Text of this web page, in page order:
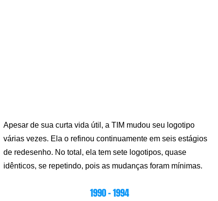
Apesar de sua curta vida útil, a TIM mudou seu logotipo
várias vezes. Ela o refinou continuamente em seis estágios
de redesenho. No total, ela tem sete logotipos, quase
idênticos, se repetindo, pois as mudanças foram mínimas.
1990 – 1994